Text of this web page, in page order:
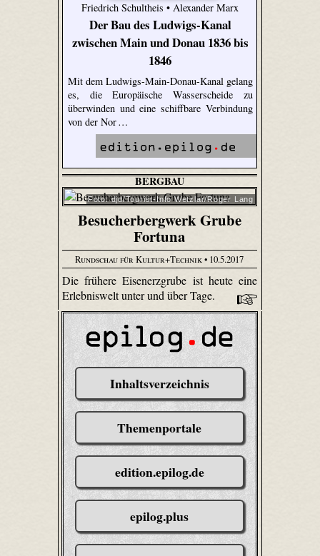
Friedrich Schultheis • Alexander Marx
Der Bau des Ludwigs-Kanal
zwischen Main und Donau 1836 bis
1846
Mit dem Ludwigs-Main-Donau-Kanal gelang
es, die Europäische Wasserscheide zu
überwinden und eine schiffbare Verbindung
von der Nor …
BERGBAU
Foto: djd/Tourist-Info Wetzlar/Roger Lang
Besucherbergwerk Grube
Fortuna
Rundschau für Kultur+Technik• 10.5.2017
Die frühere Eisenerzgrube ist heute eine
Erlebniswelt unter und über Tage.
Inhaltsverzeichnis
Themenportale
edition.epilog.de
epilog.plus